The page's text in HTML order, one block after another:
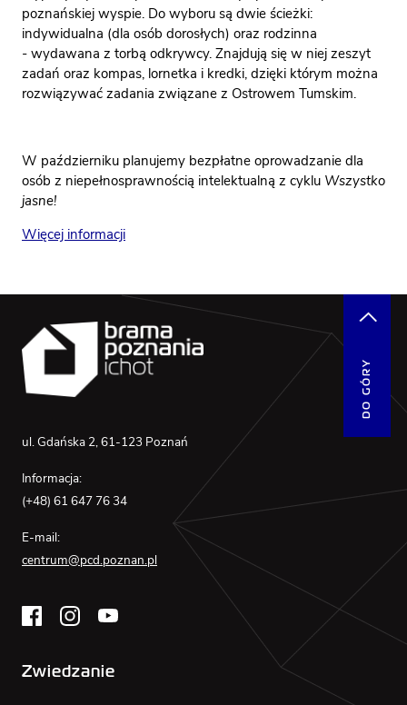
poznańskiej wyspie. Do wyboru są dwie ścieżki:
indywidualna (dla osób dorosłych) oraz rodzinna
- wydawana z torbą odkrywcy. Znajdują się w niej zeszyt
zadań oraz kompas, lornetka i kredki, dzięki którym można
rozwiązywać zadania związane z Ostrowem Tumskim.
W październiku planujemy bezpłatne oprowadzanie dla
osób z niepełnosprawnością intelektualną z cyklu Wszystko
jasne!
Więcej informacji
ul. Gdańska 2, 61-123 Poznań
Informacja:
(+48) 61 647 76 34
E-mail:
centrum@pcd.poznan.pl
Zwiedzanie
DO GÓRY